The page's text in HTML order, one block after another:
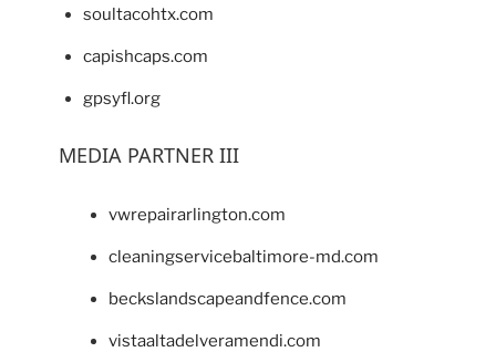
soultacohtx.com
capishcaps.com
gpsyfl.org
MEDIA PARTNER III
vwrepairarlington.com
cleaningservicebaltimore-md.com
beckslandscapeandfence.com
vistaaltadelveramendi.com